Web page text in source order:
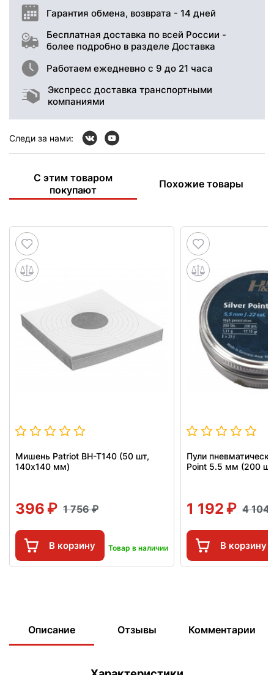
Гарантия обмена, возврата - 14 дней
Бесплатная доставка по всей России -
более подробно в разделе Доставка
Работаем ежедневно с 9 до 21 часа
Экспресс доставка транспортными
компаниями
Следи за нами:
С этим товаром
покупают
Похожие товары
Мишень Patriot BH-T140 (50 шт,
140x140 мм)
396 1 756
В корзину Товар в наличии
Пули
Point 5.5 мм (200 шт,
1 192 4 104
В корзину
Описание Отзывы Комментарии